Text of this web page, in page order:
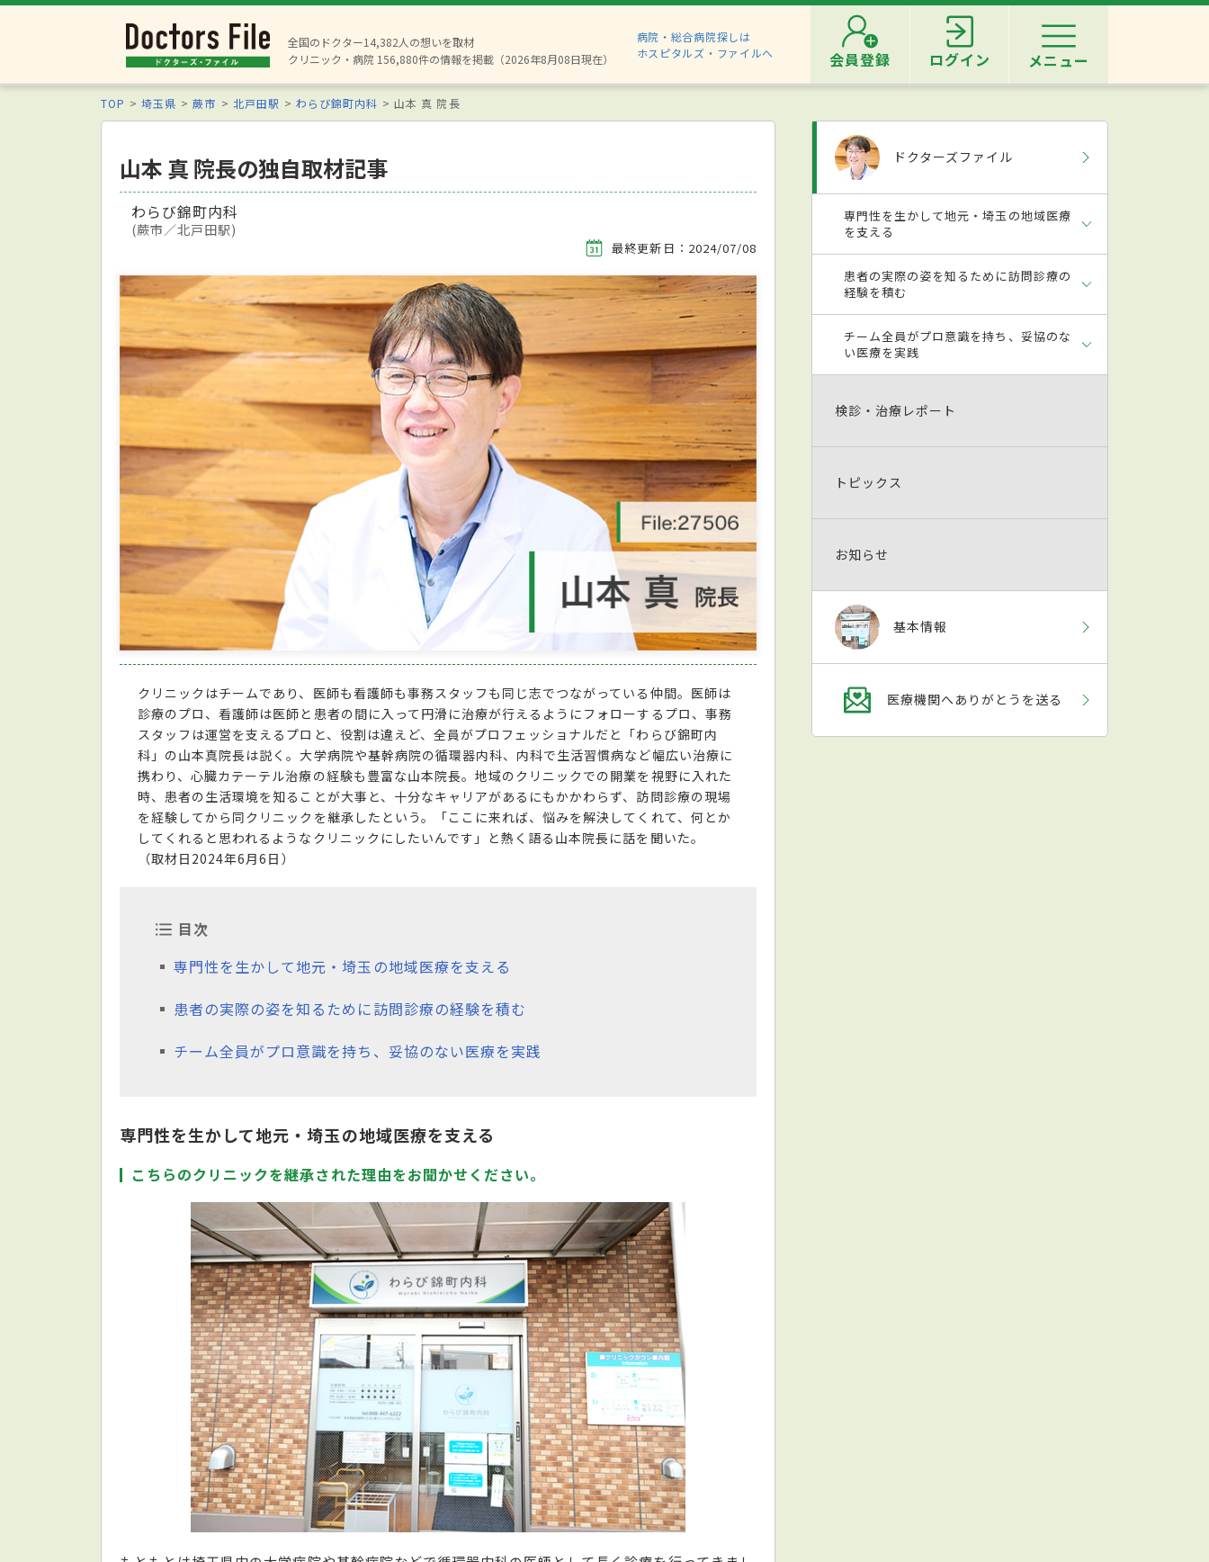
全国のドクター14,382人の想いを取材
クリニック・病院 156,880件の情報を掲載（2026年8月08日現在）
病院・総合病院探しは
ホスピタルズ・ファイルへ
会員登録 ログイン メニュー
TOP 埼玉県 蕨市 北戸田駅 わらび錦町内科 山本 真 院長
山本 真 院長の独自取材記事
わらび錦町内科
(蕨市／北戸田駅)
最終更新日：2024/07/08
クリニックはチームであり、医師も看護師も事務スタッフも同じ志でつながっている仲間。医師は
診療のプロ、看護師は医師と患者の間に入って円滑に治療が行えるようにフォローするプロ、事務
スタッフは運営を支えるプロと、役割は違えど、全員がプロフェッショナルだと「わらび錦町内
科」の山本真院長は説く。大学病院や基幹病院の循環器内科、内科で生活習慣病など幅広い治療に
携わり、心臓カテーテル治療の経験も豊富な山本院長。地域のクリニックでの開業を視野に入れた
時、患者の生活環境を知ることが大事と、十分なキャリアがあるにもかかわらず、訪問診療の現場
を経験してから同クリニックを継承したという。「ここに来れば、悩みを解決してくれて、何とか
してくれると思われるようなクリニックにしたいんです」と熱く語る山本院長に話を聞いた。
（取材日2024年6月6日）
目次
専門性を生かして地元・埼玉の地域医療を支える
患者の実際の姿を知るために訪問診療の経験を積む
チーム全員がプロ意識を持ち、妥協のない医療を実践
専門性を生かして地元・埼玉の地域医療を支える
こちらのクリニックを継承された理由をお聞かせください。
ドクターズファイル
専門性を生かして地元・埼玉の地域医療
を支える
患者の実際の姿を知るために訪問診療の
経験を積む
チーム全員がプロ意識を持ち、妥協のな
い医療を実践
検診・治療レポート
トピックス
お知らせ
基本情報
医療機関へありがとうを送る